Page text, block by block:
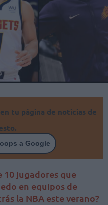
en tu página de noticias de
a Google
10 jugadores que
en equipos de
la NBA este verano?